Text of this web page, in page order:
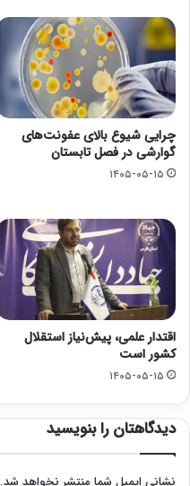
چرایی شیوع بالای عفونت‌های
گوارشی در فصل تابستان
۱۴۰۵-۰۵-۱۵
اقتدار علمی، پیش‌نیاز استقلال
کشور است
۱۴۰۵-۰۵-۱۵
دیدگاهتان را بنویسید
نشانی ایمیل شما منتشر نخواهد شد.